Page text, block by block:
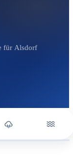
für Alsdorf